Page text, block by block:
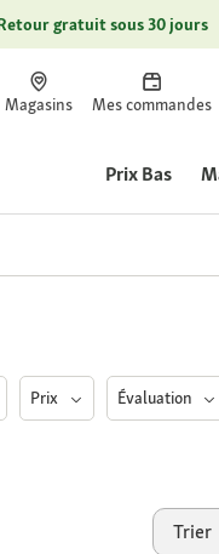
gratuit sous 30 jours
Magasins Mes commandes
Prix Bas
Prix Évaluation
Trier